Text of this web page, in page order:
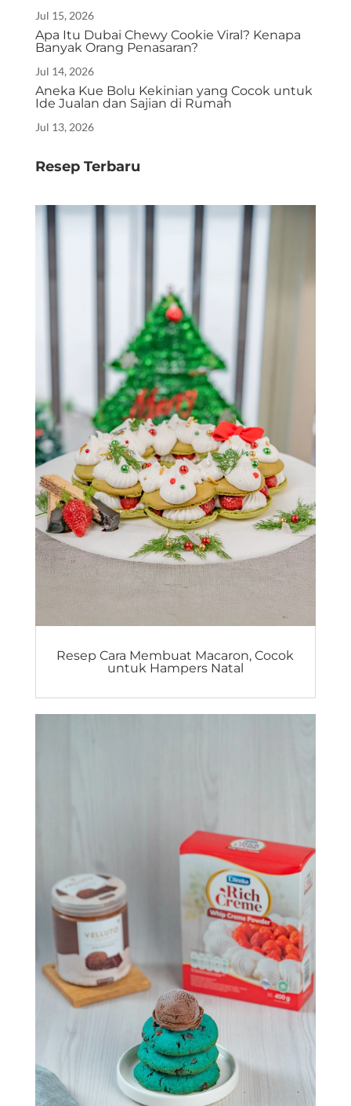
Jul 15, 2026
Apa Itu Dubai Chewy Cookie Viral? Kenapa
Banyak Orang Penasaran?
Jul 14, 2026
Aneka Kue Bolu Kekinian yang Cocok untuk
Ide Jualan dan Sajian di Rumah
Jul 13, 2026
Resep Terbaru
Resep Cara Membuat Macaron, Cocok
untuk Hampers Natal